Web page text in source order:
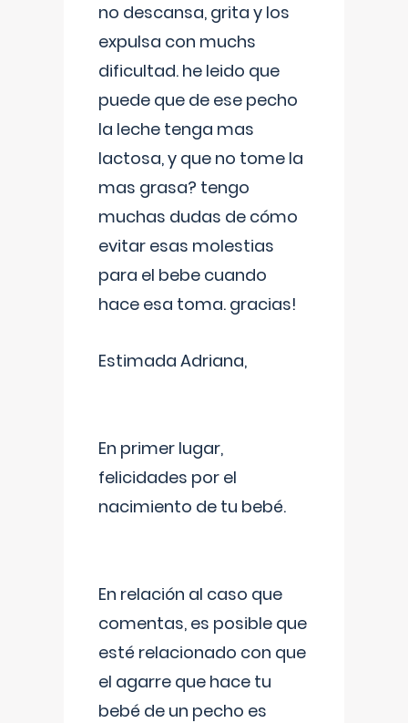
no descansa, grita y los
expulsa con muchs
dificultad. he leido que
puede que de ese pecho
la leche tenga mas
lactosa, y que no tome la
mas grasa? tengo
muchas dudas de cómo
evitar esas molestias
para el bebe cuando
hace esa toma. gracias!
Estimada Adriana,
En primer lugar,
felicidades por el
nacimiento de tu bebé.
En relación al caso que
comentas, es posible que
esté relacionado con que
el agarre que hace tu
bebé de un pecho es